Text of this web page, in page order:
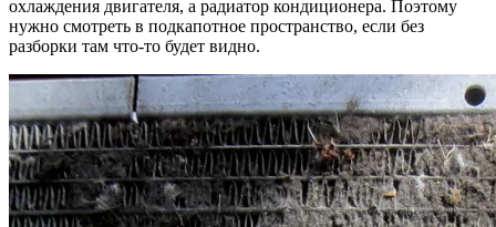
охлаждения двигателя, а радиатор кондиционера. Поэтому
нужно смотреть в подкапотное пространство, если без
разборки там что-то будет видно.